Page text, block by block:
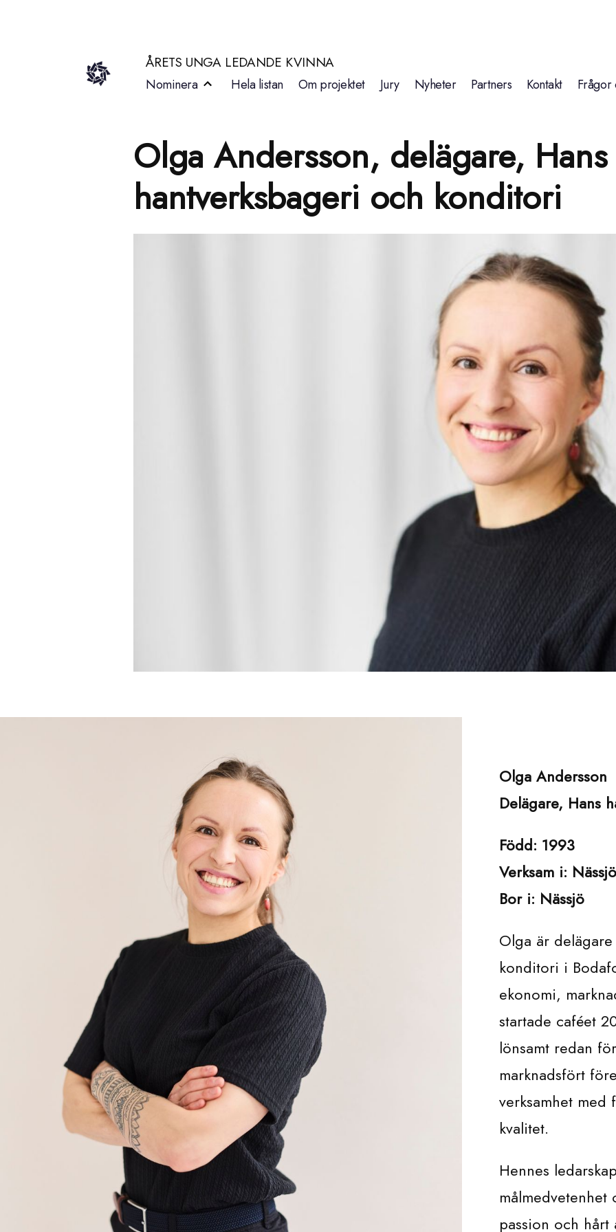
ÅRETS UNGA LEDANDE KVINNA
Nominera Hela listan Om projektet Jury Nyheter Partners Kontakt Frågor
Olga Andersson, delägare, Hans
hantverksbageri och konditori
Olga Andersson
Delägare, Hans
Född: 1993
Verksam i: Nässjö
Bor i: Nässjö
Olga är
konditori i
ekonomi,
startade caféet
lönsamt redan
marknadsfört
verksamhet
kvalitet.
Hennes
passion och hårt